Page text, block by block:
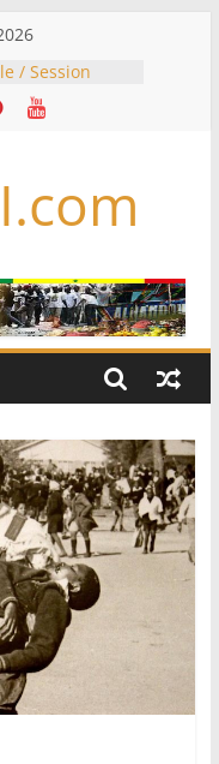
/ Session
du jour ce lundi
élu président
trois mois
signent un
interdit les
et de cobalt